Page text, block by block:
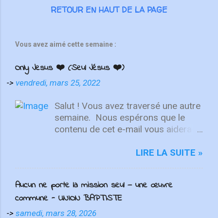
RETOUR EN HAUT DE LA PAGE
Vous avez aimé cette semaine :
Only Jesus ❤️ (Seul Jésus ❤️)
-> vendredi, mars 25, 2022
Salut ! Vous avez traversé une autre
semaine. ⁣ Nous espérons que le
contenu de cet e-mail vous aidera à
Quelle que soit la semaine que vous
une nouvelle chance de se détendre
et de se reposer en Lui. "Puisque
vous êtes ressuscités avec Christ,
LIRE LA SUITE »
Aucun ne porte la mission seul — une œuvre
commune - UNION BAPTISTE
-> samedi, mars 28, 2026